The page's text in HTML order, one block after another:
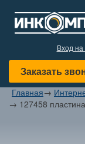
Вход на
Заказать
Главная→
→ 127458